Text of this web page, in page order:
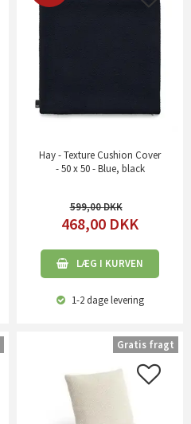
Hay - Texture Cushion Cover
- 50 x 50 - Blue, black
599,00
468,00 DKK
LÆG I KURVEN
1-2 dagelevering
Gratis fragt